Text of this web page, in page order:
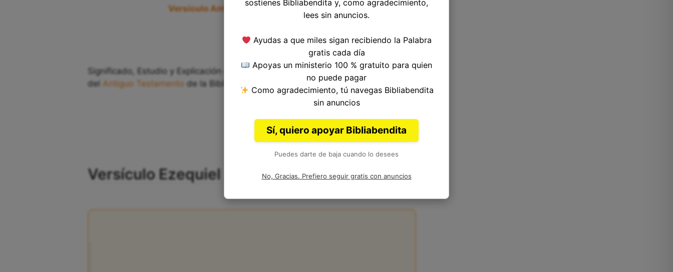
Versículo Anterior|Versículo Siguiente
Significado, Estudio y Explicación del Versículo 25, Capítulo 24, Libro de Ezequiel
del Antiguo Testamentode la Biblia. Autor: Ezequiel.
Versículo Ezequiel 24:25 de la Biblia
sostienes Bibliabendita y, como agradecimiento,
lees sin anuncios.
Ayudas a que miles sigan recibiendo la Palabra
gratis cada día
Apoyas un ministerio 100 % gratuito para quien
no puede pagar
Como agradecimiento, tú navegas Bibliabendita
sin anuncios
Sí, quiero apoyar Bibliabendita
Puedes darte de baja cuando lo desees
No, Gracias. Prefiero seguir gratis con anuncios